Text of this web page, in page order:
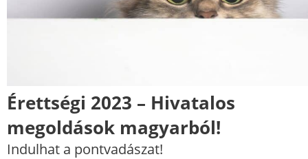
Érettségi 2023 – Hivatalos
megoldások magyarból!
Indulhat a pontvadászat!